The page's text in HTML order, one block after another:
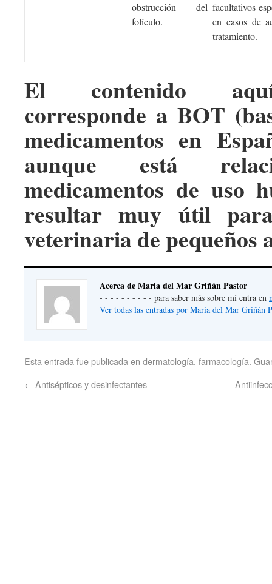
obstrucción del
folículo.
facultativos
en casos de
tratamiento.
El contenido
corresponde a BOT
medicamentos en
aunque está
medicamentos de uso
resultar muy útil
veterinaria de pequeños
Acerca de Maria del Mar Griñán Pastor
- - - - - - - - - - para saber más sobre mí entra en
Ver todas las entradas por Maria del Mar Griñán
Esta entrada fue publicada en dermatología, farmacología.
← Antisépticos y desinfectantes